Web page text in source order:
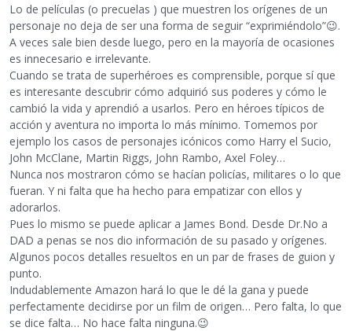
Lo de películas (o precuelas ) que muestren los orígenes de un
personaje no deja de ser una forma de seguir “exprimiéndolo”😉.
A veces sale bien desde luego, pero en la mayoría de ocasiones
es innecesario e irrelevante.
Cuando se trata de superhéroes es comprensible, porque sí que
es interesante descubrir cómo adquirió sus poderes y cómo le
cambió la vida y aprendió a usarlos. Pero en héroes típicos de
acción y aventura no importa lo más mínimo. Tomemos por
ejemplo los casos de personajes icónicos como Harry el Sucio,
John McClane, Martin Riggs, John Rambo, Axel Foley…
Nunca nos mostraron cómo se hacían policías, militares o lo que
fueran. Y ni falta que ha hecho para empatizar con ellos y
adorarlos.
Pues lo mismo se puede aplicar a James Bond. Desde Dr.No a
DAD a penas se nos dio información de su pasado y orígenes.
Algunos pocos detalles resueltos en un par de frases de guion y
punto.
Indudablemente Amazon hará lo que le dé la gana y puede
perfectamente decidirse por un film de origen… Pero falta, lo que
se dice falta… No hace falta ninguna.😉